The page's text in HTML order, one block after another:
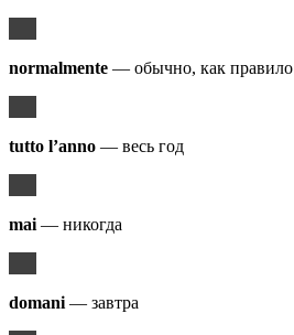
normalmente — обычно, как правило
tutto l’anno — весь год
mai — никогда
domani — завтра